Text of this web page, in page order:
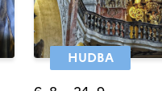
HUDBA